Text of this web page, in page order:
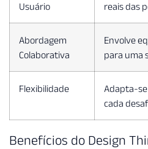
Usuário
reais das
Abordagem
Colaborativa
Envolve
para uma
Flexibilidade
Adapta-
cada
Benefícios do Design